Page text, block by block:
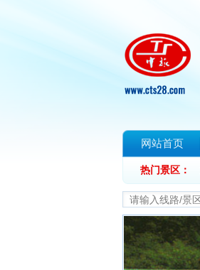
网站首页
联系我们
热门景区：